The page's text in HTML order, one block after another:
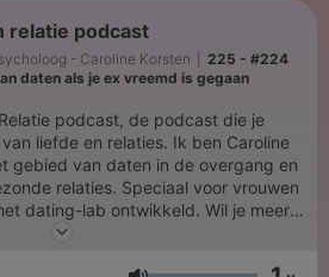
relatie podcast
- Caroline Korsten
225 - #224
daten als je ex vreemd is gegaan
podcast, de podcast die je
liefde en relaties. Ik ben Caroline
gebied van daten in de overgang en
relaties. Speciaal voor vrouwen
lab ontwikkeld. Wil je meer
ga dan naar: